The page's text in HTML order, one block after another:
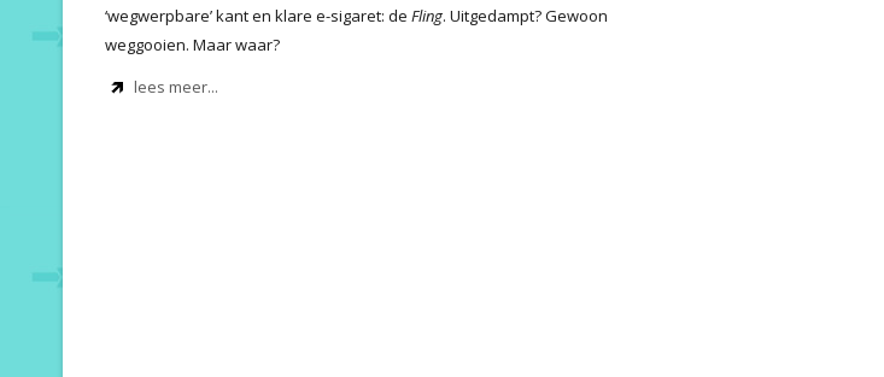
‘wegwerpbare’ kant en klare e-sigaret: de Fling. Uitgedampt? Gewoon
weggooien. Maar waar?
lees meer...